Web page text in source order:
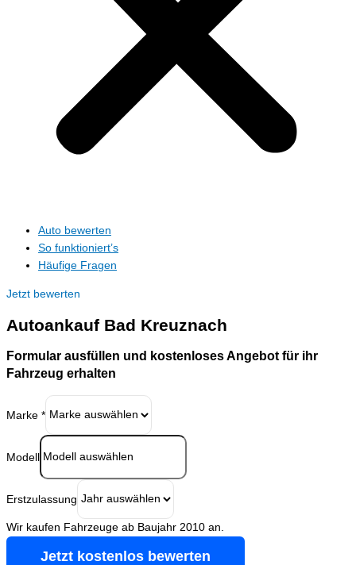
Auto bewerten
So funktioniert’s
Häufige Fragen
Jetzt bewerten
Autoankauf Bad Kreuznach
Formular ausfüllen und kostenloses Angebot für ihr
Fahrzeug erhalten
Marke *
Modell
Erstzulassung
Wir kaufen Fahrzeuge ab Baujahr 2010 an.
Jetzt kostenlos bewerten